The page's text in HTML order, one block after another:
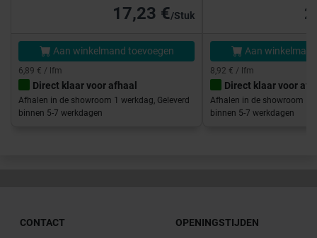
17,23 €/Stuk
Aan winkelmand toevoegen
6,89 € / lfm
Direct klaar voor afhaal
Afhalen in de showroom 1 werkdag, Geleverd
binnen 5-7 werkdagen
Aan
8,92 € / lfm
Direct klaar voor
Afhalen in de showroom 1
binnen 5-7 werkdagen
CONTACT OPENINGSTIJDEN